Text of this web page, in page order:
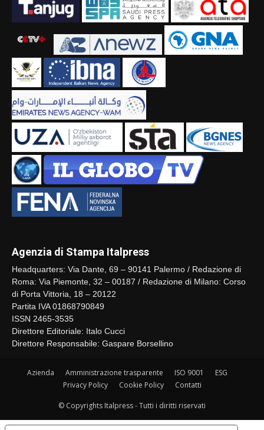
Agenzia di Stampa Italpress
Headquarters: Via Dante, 69 – 90141 Palermo / Redazione di
Roma: Via Piemonte, 32 – 00187 / Redazione di Milano: Corso
di Porta Vittoria, 18 – 20122
Partita IVA 01868790849
ISSN 2465-3535
Direttore Editoriale: Italo Cucci
Direttore Responsabile: Gaspare Borsellino
Azienda Amministrazione trasparente ISO 9001
ESG
Privacy Policy
Cookie Policy Contatti
© Copyrights Italpress - Tutti i diritti riservati